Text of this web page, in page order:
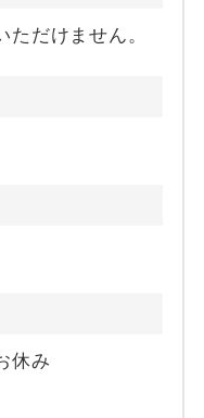
だけません。
休み